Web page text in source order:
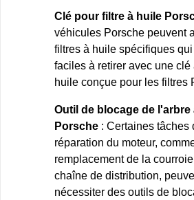
Clé pour filtre à huile
véhicules Porsche peuvent
filtres à huile spécifiques
faciles à retirer avec une clé
huile conçue pour les filtres
Outil de blocage de l'arbre
Porsche : Certaines tâches
réparation du moteur,
remplacement de la
chaîne de distribution,
nécessiter des outils de